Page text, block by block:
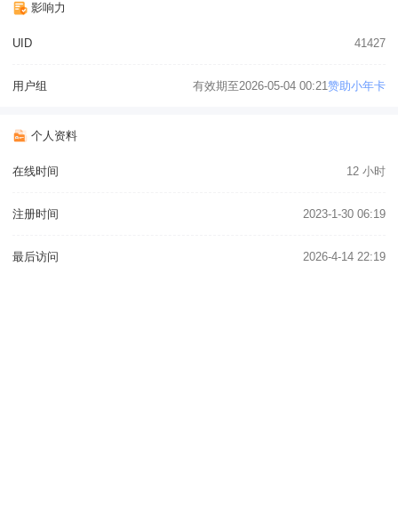
影响力
UID 41427
用户组 有效期至2026-05-04 00:21赞助小年卡
个人资料
在线时间 12 小时
注册时间 2023-1-30 06:19
最后访问 2026-4-14 22:19